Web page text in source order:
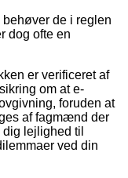
de i reglen
dog ofte en
er verificeret af
om at e-
foruden at
af fagmænd der
lejlighed til
ved din